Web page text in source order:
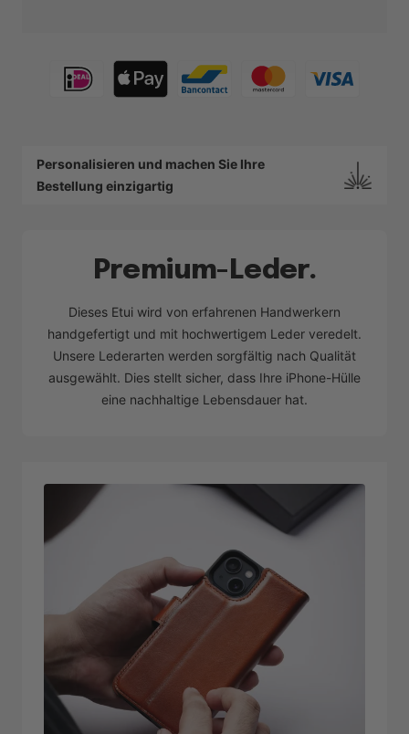
Personalisieren und machen Sie Ihre
Bestellung einzigartig
Premium-Leder.
Dieses Etui wird von erfahrenen Handwerkern
handgefertigt und mit hochwertigem Leder veredelt.
Unsere Lederarten werden sorgfältig nach Qualität
ausgewählt. Dies stellt sicher, dass Ihre iPhone-Hülle
eine nachhaltige Lebensdauer hat.